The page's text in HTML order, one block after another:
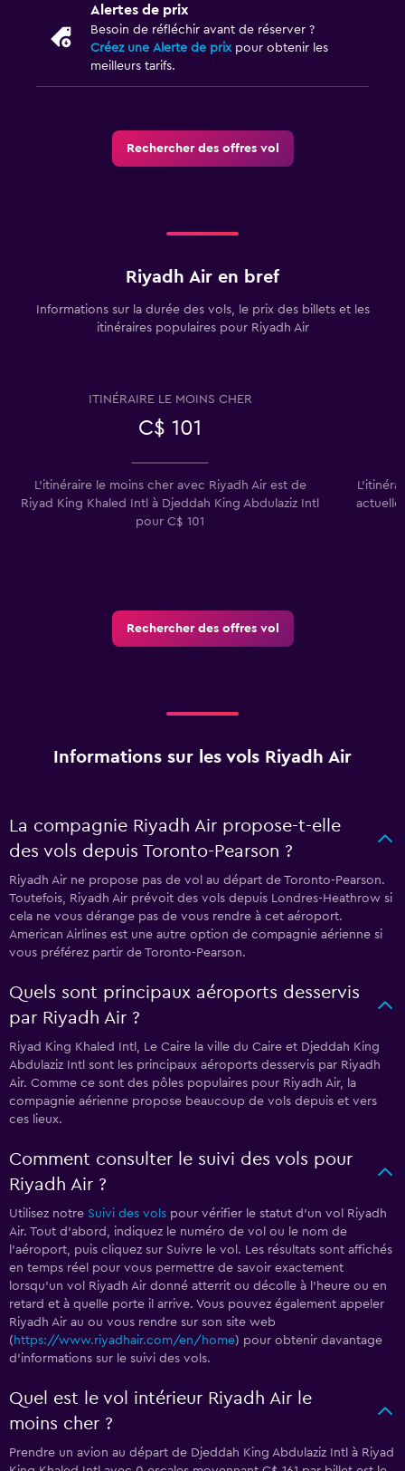
Alertes de prix
Besoin de réfléchir avant de réserver ?
Créez une Alerte de prix pour obtenir les
meilleurs tarifs.
Rechercher des offres vol
Riyadh Air en bref
Informations sur la durée des vols, le prix des billets et les
itinéraires populaires pour Riyadh Air
ITINÉRAIRE LE MOINS CHER
C$ 101
L'itinéraire le moins cher avec Riyadh Air est de
Riyad King Khaled Intl à Djeddah King Abdulaziz Intl
pour C$ 101
Rechercher des offres vol
Informations sur les vols Riyadh Air
La compagnie Riyadh Air propose-t-elle
des vols depuis Toronto-Pearson ?
Riyadh Air ne propose pas de vol au départ de Toronto-Pearson.
Toutefois, Riyadh Air prévoit des vols depuis Londres-Heathrow si
cela ne vous dérange pas de vous rendre à cet aéroport.
American Airlines est une autre option de compagnie aérienne si
vous préférez partir de Toronto-Pearson.
Quels sont principaux aéroports desservis
par Riyadh Air ?
Riyad King Khaled Intl, Le Caire la ville du Caire et Djeddah King
Abdulaziz Intl sont les principaux aéroports desservis par Riyadh
Air. Comme ce sont des pôles populaires pour Riyadh Air, la
compagnie aérienne propose beaucoup de vols depuis et vers
ces lieux.
Comment consulter le suivi des vols pour
Riyadh Air ?
Utilisez notre Suivi des vols pour vérifier le statut d'un vol Riyadh
Air. Tout d'abord, indiquez le numéro de vol ou le nom de
l'aéroport, puis cliquez sur Suivre le vol. Les résultats sont affichés
en temps réel pour vous permettre de savoir exactement
lorsqu'un vol Riyadh Air donné atterrit ou décolle à l'heure ou en
retard et à quelle porte il arrive. Vous pouvez également appeler
Riyadh Air au ou vous rendre sur son site web
( https://www.riyadhair.com/en/home) pour obtenir davantage
d'informations sur le suivi des vols.
Quel est le vol intérieur Riyadh Air le
moins cher ?
Prendre un avion au départ de Djeddah King Abdulaziz Intl à Riyad